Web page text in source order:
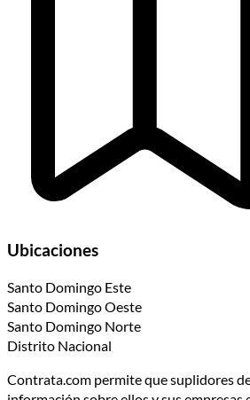
Ubicaciones
Santo Domingo Este
Santo Domingo Oeste
Santo Domingo Norte
Distrito Nacional
Contrata.com permite que suplidores